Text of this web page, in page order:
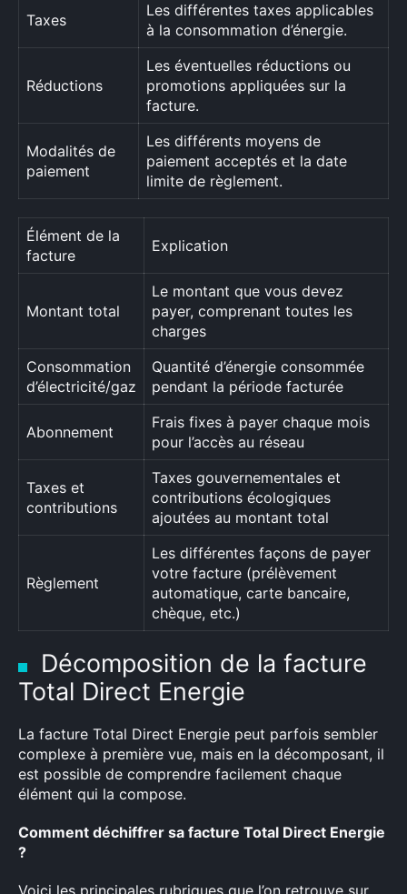
Taxes
Les différentes taxes applicables
à la consommation d’énergie.
Réductions
Les éventuelles réductions ou
promotions appliquées sur la
facture.
Modalités de
paiement
Les différents moyens de
paiement acceptés et la date
limite de règlement.
Élément de la
facture
Explication
Montant total
Le montant que vous devez
payer, comprenant toutes les
charges
Consommation
d’électricité/gaz
Quantité d’énergie consommée
pendant la période facturée
Abonnement
Frais fixes à payer chaque mois
pour l’accès au réseau
Taxes et
contributions
Taxes gouvernementales et
contributions écologiques
ajoutées au montant total
Règlement
Les différentes façons de payer
votre facture (prélèvement
automatique, carte bancaire,
chèque, etc.)
Décomposition de la facture
Total Direct Energie
La facture Total Direct Energie peut parfois sembler
complexe à première vue, mais en la décomposant, il
est possible de comprendre facilement chaque
élément qui la compose.
Comment déchiffrer sa facture Total Direct Energie
?
Voici les principales rubriques que l’on retrouve sur